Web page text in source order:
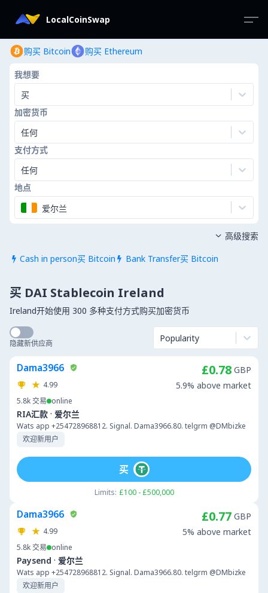
LocalCoinSwap
购买 Bitcoin 购买 Ethereum
我想要
买
加密货币
任何
支付方式
任何
地点
爱尔兰
 Cash in person买 Bitcoin  Bank Transfer买 Bitcoin
 高级搜索
买 DAI Stablecoin Ireland
Ireland开始使用 300 多种支付方式购买加密货币
隐藏新供应商 Popularity
Dama3966
4.99
5.8k交易 online
RIA汇款 · 爱尔兰
Wats app +254728968812. Signal. Dama3966.80. telgrm @DMbizke
欢迎新用户
£0.78 GBP
5.9% above market
Limits: £100 - £500,000
买
Dama3966
4.99
5.8k交易 online
Paysend · 爱尔兰
Wats app +254728968812. Signal. Dama3966.80. telgrm @DMbizke
欢迎新用户
£0.77 GBP
5% above market